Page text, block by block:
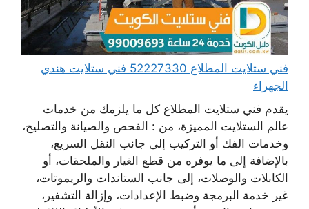
فني ستلايت المطلاع 52227330 فني ستلايت هندي
الجهراء
يقدم فني ستلايت المطلاع كل ما يلزمك من خدمات
عالم الستلايت المميزة، من : الفحص والصيانة والتصليح،
وخدمات الفك أو التركيب إلى جانب النقل السريع،
بالإضافة إلى ما يوفره من قطع الغيار والملحقات، أو
الكابلات والوصلات، إلى جانب الستاندات والريموتات،
غير خدمة البرمجة وضبط الإعدادات، وإزالة التشفير،